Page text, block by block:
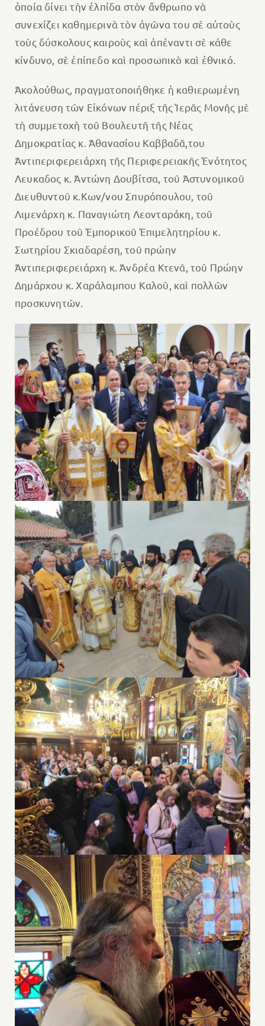
ὁποία δίνει τὴν ἐλπίδα στὸν ἄνθρωπο νὰ
συνεχίζει καθημερινὰ τὸν ἀγῶνα του σὲ αὐτοὺς
τοὺς δύσκολους καιροὺς καὶ ἀπέναντι σὲ κάθε
κίνδυνο, σὲ ἐπίπεδο καὶ προσωπικὸ καὶ ἐθνικό.
Ἀκολούθως, πραγματοποιήθηκε ἡ καθιερωμένη
λιτάνευση τῶν Εἰκόνων πέριξ τῆς Ἱερᾶς Μονῆς μὲ
τὴ συμμετοχὴ τοῦ Βουλευτῆ τῆς Νέας
Δημοκρατίας κ. Ἀθανασίου Καββαδᾶ,του
Ἀντιπεριφερειάρχη τῆς Περιφερειακῆς Ἑνότητος
Λευκαδος κ. Ἀντώνη Δουβίτσα, τοῦ Ἀστυνομικοῦ
Διευθυντοῦ κ.Κων/νου Σπυρόπουλου, τοῦ
Λιμενάρχη κ. Παναγιώτη Λεονταράκη, τοῦ
Προέδρου τοῦ Ἐμπορικοῦ Ἐπιμελητηρίου κ.
Σωτηρίου Σκιαδαρέση, τοῦ πρώην
Ἀντιπεριφερειάρχη κ. Ἀνδρέα Κτενᾶ, τοῦ Πρώην
Δημάρχου κ. Χαράλαμπου Καλοῦ, καὶ πολλῶν
προσκυνητῶν.